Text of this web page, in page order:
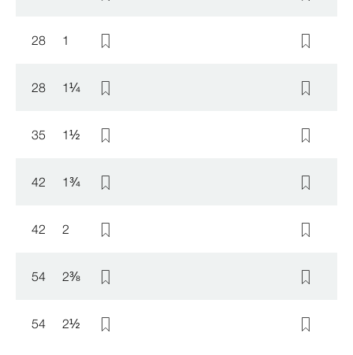
28 1
28 1¼
35 1½
42 1¾
42 2
54 2⅜
54 2½